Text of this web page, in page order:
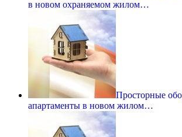
в новом охраняемом жилом…
Просторные
апартаменты в новом жилом…